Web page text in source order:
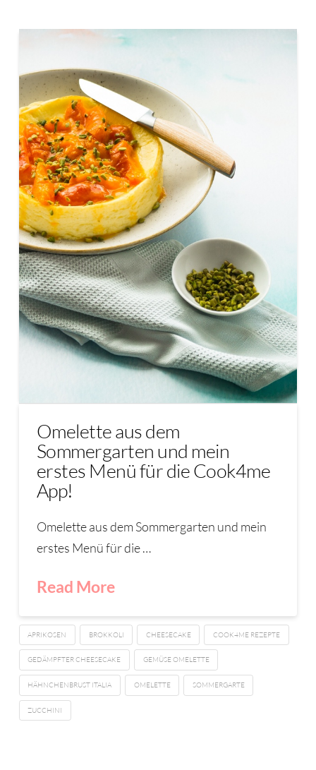
Omelette aus dem
Sommergarten und mein
erstes Menü für die Cook4me
App!
Omelette aus dem Sommergarten und mein
erstes Menü für die …
Read More
APRIKOSEN BROKKOLI CHEESECAKE COOK4ME REZEPTE
GEDÄMPFTER CHEESECAKE GEMÜSE OMELETTE
HÄHNCHENBRUST ITALIA OMELETTE SOMMERGARTE
ZUCCHINI